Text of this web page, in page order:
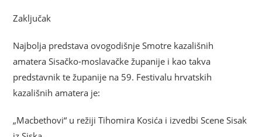
Zaključak
Najbolja predstava ovogodišnje Smotre kazališnih
amatera Sisačko-moslavačke županije i kao takva
predstavnik te županije na 59. Festivalu hrvatskih
kazališnih amatera je:
„Macbethovi“ u režiji Tihomira Kosića i izvedbi Scene Sisak